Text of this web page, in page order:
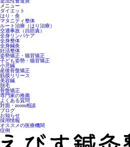
メニュー
ダイエット
はり・灸
マタニティ整体
ルート治療（はり治療）
交通事故（自賠責）
全身リンパケア
全身整体
全身鍼灸
妊活整体
姿勢矯正・猫背矯正
子ども姿勢・猫背矯正
小児鍼
産後骨盤矯正
筋膜リリース
美容鍼
脱毛
骨盤矯正
専門家の推薦
よくある質問
対面・zoom相談
ブログ
お知らせ
採用情報
オススメの医療機関
症例